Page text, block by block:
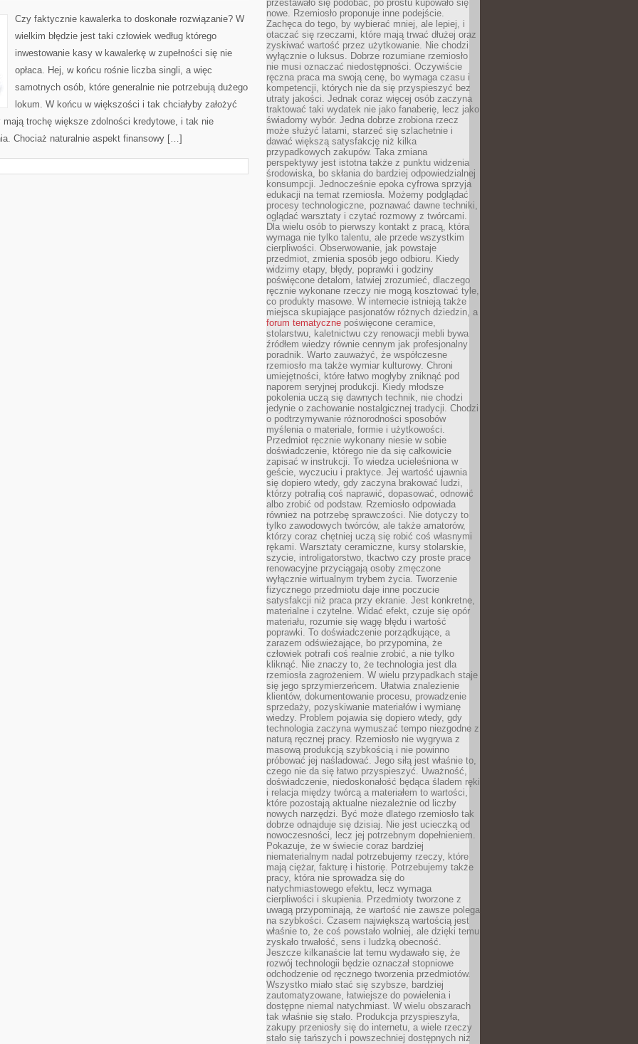
POWINIEN
WYGLĄDAĆ
Czy faktycznie kawalerka to doskonałe rozwiązanie? W
wielkim błędzie jest taki człowiek według którego
inwestowanie kasy w kawalerkę w zupełności się nie
opłaca. Hej, w końcu rośnie liczba singli, a więc
samotnych osób, które generalnie nie potrzebują dużego
lokum. W końcu w większości i tak chciałyby założyć
trochę większe zdolności kredytowe, i tak nie
Chociaż naturalnie aspekt finansowy […]
przestawało się podobać, po prostu kupowało się
nowe. Rzemiosło proponuje inne podejście.
Zachęca do tego, by wybierać mniej, ale lepiej, i
otaczać się rzeczami, które mają trwać dłużej oraz
zyskiwać wartość przez użytkowanie. Nie chodzi
wyłącznie o luksus. Dobrze rozumiane rzemiosło
nie musi oznaczać niedostępności. Oczywiście
ręczna praca ma swoją cenę, bo wymaga czasu i
kompetencji, których nie da się przyspieszyć bez
utraty jakości. Jednak coraz więcej osób zaczyna
traktować taki wydatek nie jako fanaberię, lecz jako
świadomy wybór. Jedna dobrze zrobiona rzecz
może służyć latami, starzeć się szlachetnie i
dawać większą satysfakcję niż kilka
przypadkowych zakupów. Taka zmiana
perspektywy jest istotna także z punktu widzenia
środowiska, bo skłania do bardziej odpowiedzialnej
konsumpcji. Jednocześnie epoka cyfrowa sprzyja
edukacji na temat rzemiosła. Możemy podglądać
procesy technologiczne, poznawać dawne techniki,
oglądać warsztaty i czytać rozmowy z twórcami.
Dla wielu osób to pierwszy kontakt z pracą, która
wymaga nie tylko talentu, ale przede wszystkim
cierpliwości. Obserwowanie, jak powstaje
przedmiot, zmienia sposób jego odbioru. Kiedy
widzimy etapy, błędy, poprawki i godziny
poświęcone detalom, łatwiej zrozumieć, dlaczego
ręcznie wykonane rzeczy nie mogą kosztować tyle,
co produkty masowe. W internecie istnieją także
miejsca skupiające pasjonatów różnych dziedzin, a
forum tematyczne poświęcone ceramice,
stolarstwu, kaletnictwu czy renowacji mebli bywa
źródłem wiedzy równie cennym jak profesjonalny
poradnik. Warto zauważyć, że współczesne
rzemiosło ma także wymiar kulturowy. Chroni
umiejętności, które łatwo mogłyby zniknąć pod
naporem seryjnej produkcji. Kiedy młodsze
pokolenia uczą się dawnych technik, nie chodzi
jedynie o zachowanie nostalgicznej tradycji. Chodzi
o podtrzymywanie różnorodności sposobów
myślenia o materiale, formie i użytkowości.
Przedmiot ręcznie wykonany niesie w sobie
doświadczenie, którego nie da się całkowicie
zapisać w instrukcji. To wiedza ucieleśniona w
geście, wyczuciu i praktyce. Jej wartość ujawnia
się dopiero wtedy, gdy zaczyna brakować ludzi,
którzy potrafią coś naprawić, dopasować, odnowić
albo zrobić od podstaw. Rzemiosło odpowiada
również na potrzebę sprawczości. Nie dotyczy to
tylko zawodowych twórców, ale także amatorów,
którzy coraz chętniej uczą się robić coś własnymi
rękami. Warsztaty ceramiczne, kursy stolarskie,
szycie, introligatorstwo, tkactwo czy proste prace
renowacyjne przyciągają osoby zmęczone
wyłącznie wirtualnym trybem życia. Tworzenie
fizycznego przedmiotu daje inne poczucie
satysfakcji niż praca przy ekranie. Jest konkretne,
materialne i czytelne. Widać efekt, czuje się opór
materiału, rozumie się wagę błędu i wartość
poprawki. To doświadczenie porządkujące, a
zarazem odświeżające, bo przypomina, że
człowiek potrafi coś realnie zrobić, a nie tylko
kliknąć. Nie znaczy to, że technologia jest dla
rzemiosła zagrożeniem. W wielu przypadkach staje
się jego sprzymierzeńcem. Ułatwia znalezienie
klientów, dokumentowanie procesu, prowadzenie
sprzedaży, pozyskiwanie materiałów i wymianę
wiedzy. Problem pojawia się dopiero wtedy, gdy
technologia zaczyna wymuszać tempo niezgodne z
naturą ręcznej pracy. Rzemiosło nie wygrywa z
masową produkcją szybkością i nie powinno
próbować jej naśladować. Jego siłą jest właśnie to,
czego nie da się łatwo przyspieszyć. Uważność,
doświadczenie, niedoskonałość będąca śladem ręki
i relacja między twórcą a materiałem to wartości,
które pozostają aktualne niezależnie od liczby
nowych narzędzi. Być może dlatego rzemiosło tak
dobrze odnajduje się dzisiaj. Nie jest ucieczką od
nowoczesności, lecz jej potrzebnym dopełnieniem.
Pokazuje, że w świecie coraz bardziej
niematerialnym nadal potrzebujemy rzeczy, które
mają ciężar, fakturę i historię. Potrzebujemy także
pracy, która nie sprowadza się do
natychmiastowego efektu, lecz wymaga
cierpliwości i skupienia. Przedmioty tworzone z
uwagą przypominają, że wartość nie zawsze polega
na szybkości. Czasem największą wartością jest
właśnie to, że coś powstało wolniej, ale dzięki temu
zyskało trwałość, sens i ludzką obecność.
Jeszcze kilkanaście lat temu wydawało się, że
rozwój technologii będzie oznaczał stopniowe
odchodzenie od ręcznego tworzenia przedmiotów.
Wszystko miało stać się szybsze, bardziej
zautomatyzowane, łatwiejsze do powielenia i
dostępne niemal natychmiast. W wielu obszarach
tak właśnie się stało. Produkcja przyspieszyła,
zakupy przeniosły się do internetu, a wiele rzeczy
stało się tańszych i powszechniej dostępnych niż